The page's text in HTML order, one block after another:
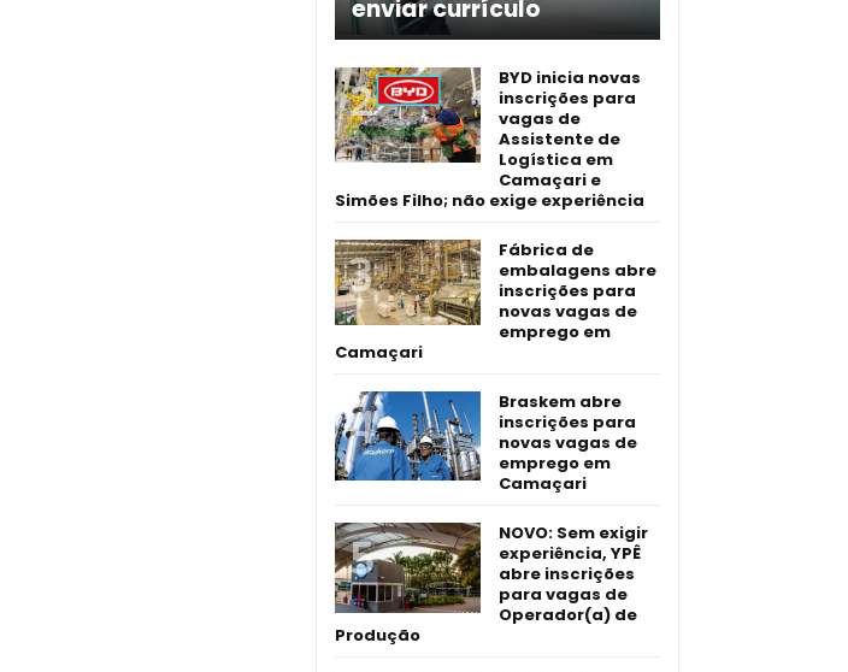
enviar currículo
BYD inicia novas
inscrições para
vagas de
Assistente de
Logística em
Camaçari e
Simões Filho; não exige experiência
Fábrica de
embalagens abre
inscrições para
novas vagas de
emprego em
Camaçari
Braskem abre
inscrições para
novas vagas de
emprego em
Camaçari
NOVO: Sem exigir
experiência, YPÊ
abre inscrições
para vagas de
Operador(a) de
Produção